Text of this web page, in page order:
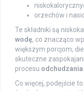
orzechów i
Te składniki są
wodę, co znacząco
większym porcjom,
skuteczne
procesu odchudzania
Co więcej, podejście